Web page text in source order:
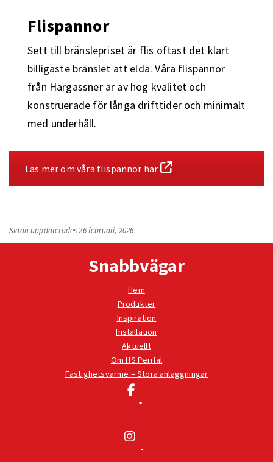
Flispannor
Sett till bränslepriset är flis oftast det klart
billigaste bränslet att elda. Våra flispannor
från Hargassner är av hög kvalitet och
konstruerade för långa drifttider och minimalt
med underhåll.
Läs mer om våra flispannor här
Sidan uppdaterades 26 februari, 2026
Snabbvägar
Hem
Produkter
Inspiration
Installation
Aktuellt
Om HS Perifal
Fastighetsvärme – Stora anläggningar